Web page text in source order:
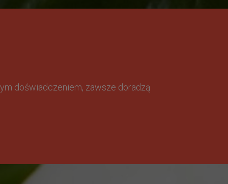
doświadczeniem, zawsze doradzą